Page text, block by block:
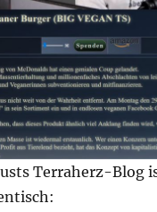
Terraherz-Blog